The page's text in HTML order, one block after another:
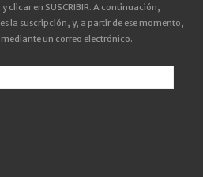
clicar en SUSCRIBIR. A continuación,
la suscripción, y, a partir de ese momento,
un correo electrónico.